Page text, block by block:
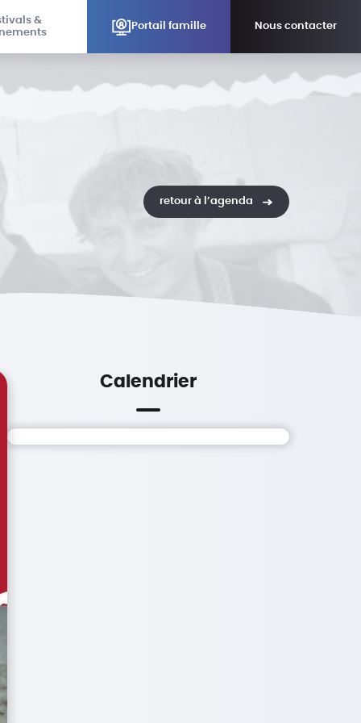
&
Portail famille Nous contacter
retour à l’agenda
Calendrier